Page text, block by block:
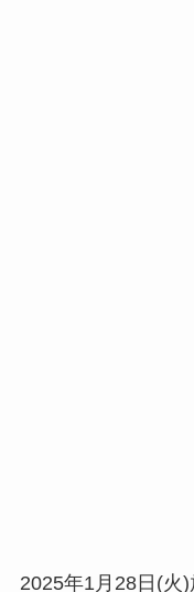
2025年1月28日(火)